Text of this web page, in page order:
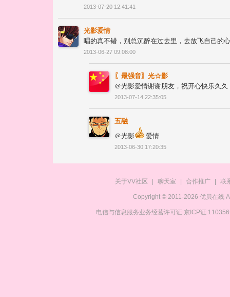
2013-07-20 12:41:41
光影爱情
唱的真不错，别总沉醉在过去里，去放飞自己的
2013-06-27 09:08:00
〖最强音〗光☆影
＠光影爱情谢谢朋友，祝开心快乐久久
2013-07-14 22:35:05
五融
＠光影
爱情
2013-06-30 17:20:35
关于VV社区 聊天室 合作推广 联
Copyright © 2011-2026 优贝在线
电信与信息服务业务经营许可证 京ICP证